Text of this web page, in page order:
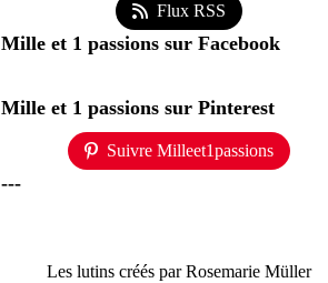
Flux RSS
Mille et 1 passions sur Facebook
Mille et 1 passions sur Pinterest
Suivre Milleet1passions
---
Les lutins créés par Rosemarie Müller